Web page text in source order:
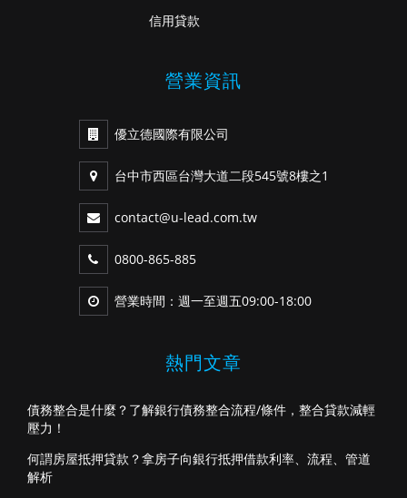
信用貸款
營業資訊
優立德國際有限公司
台中市西區台灣大道二段545號8樓之1
contact@u-lead.com.tw
0800-865-885
營業時間：週一至週五09:00-18:00
熱門文章
債務整合是什麼？了解銀行債務整合流程/條件，整合貸款減輕
壓力！
何謂房屋抵押貸款？拿房子向銀行抵押借款利率、流程、管道
解析